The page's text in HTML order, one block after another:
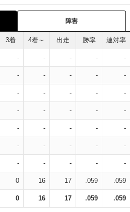
障害
3着 4着～ 出走 勝率 連対率
- - - - -
- - - - -
- - - - -
- - - - -
- - - - -
- - - - -
- - - - -
0 16 17 .059 .059
0 16 17 .059 .059